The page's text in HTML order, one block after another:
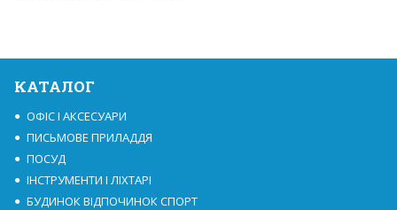
КАТАЛОГ
ОФІС І АКСЕСУАРИ
ПИСЬМОВЕ ПРИЛАДДЯ
ПОСУД
ІНСТРУМЕНТИ І ЛІХТАРІ
БУДИНОК ВІДПОЧИНОК СПОРТ